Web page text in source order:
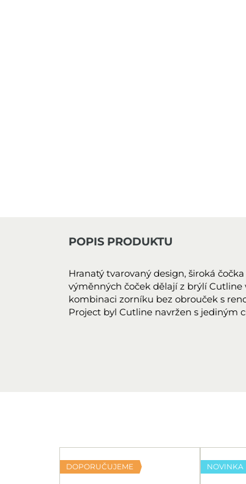
POPIS PRODUKTU
Hranatý tvarovaný design, široká
výměnných čoček dělají z brýlí
kombinaci zorníku bez obrouček s
Project byl Cutline navržen s jediným
DOPORUČUJEME NOVINKA